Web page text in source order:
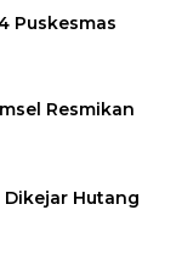
Puskesmas
Resmikan
Dikejar Hutang